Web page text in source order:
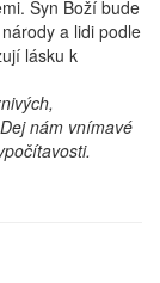
Syn Boží bude
a lidi podle
lásku k
nám vnímavé